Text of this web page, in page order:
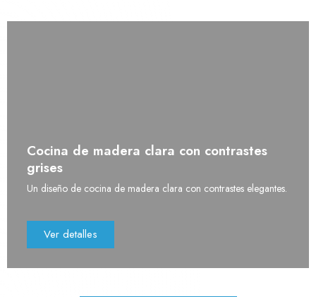
Cocina de madera clara con contrastes
grises
Un diseño de cocina de madera clara con contrastes elegantes.
Ver detalles